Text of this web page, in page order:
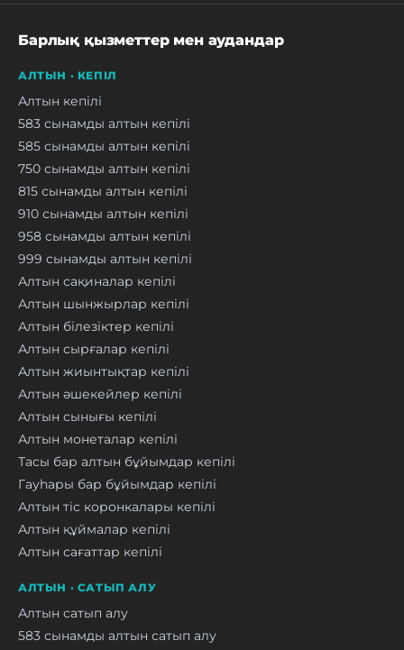
Барлық қызметтер мен аудандар
АЛТЫН · КЕПІЛ
Алтын кепілі
583 сынамды алтын кепілі
585 сынамды алтын кепілі
750 сынамды алтын кепілі
815 сынамды алтын кепілі
910 сынамды алтын кепілі
958 сынамды алтын кепілі
999 сынамды алтын кепілі
Алтын сақиналар кепілі
Алтын шынжырлар кепілі
Алтын білезіктер кепілі
Алтын сырғалар кепілі
Алтын жиынтықтар кепілі
Алтын әшекейлер кепілі
Алтын сынығы кепілі
Алтын монеталар кепілі
Тасы бар алтын бұйымдар кепілі
Гауһары бар бұйымдар кепілі
Алтын тіс коронкалары кепілі
Алтын құймалар кепілі
Алтын сағаттар кепілі
АЛТЫН · САТЫП АЛУ
Алтын сатып алу
583 сынамды алтын сатып алу